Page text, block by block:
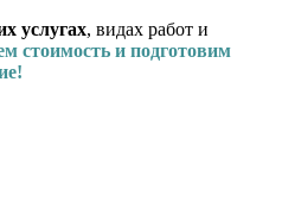
услугах, видах работ и
стоимость и подготовим